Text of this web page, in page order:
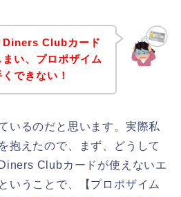
Diners Clubカード
い、プロポザイム
できない！
いるのだと思います。実際私
抱えたので、まず、どうして
Clubカードが使えないエ
いうことで、【プロポザイム